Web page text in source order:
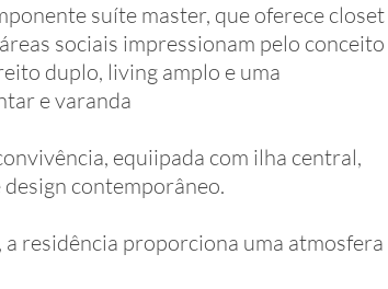
suíte master, que oferece closet
sociais impressionam pelo conceito
duplo, living amplo e uma
e varanda
equiipada com ilha central,
contemporâneo.
residência proporciona uma atmosfera